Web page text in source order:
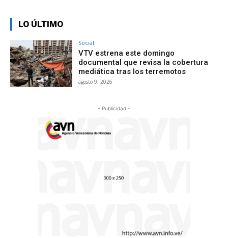
LO ÚLTIMO
Social
VTV estrena este domingo
documental que revisa la cobertura
mediática tras los terremotos
agosto 9, 2026
- Publicidad -